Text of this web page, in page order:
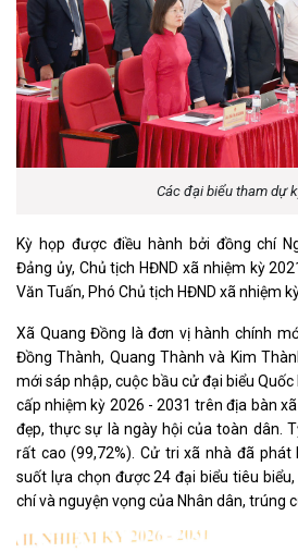
Các đại biểu tham dự
Kỳ họp được điều hành bởi đồng chí
Đảng ủy, Chủ tịch HĐND xã nhiệm kỳ
Văn Tuấn, Phó Chủ tịch HĐND xã nhiệm
Xã Quang Đồng là đơn vị hành chính
Đồng Thành, Quang Thành và Kim
mới sáp nhập, cuộc bầu cử đại biểu Quốc
cấp nhiệm kỳ 2026 - 2031 trên địa bàn
đẹp, thực sự là ngày hội của toàn dân.
rất cao (99,72%). Cử tri xã nhà đã phát
suốt lựa chọn được 24 đại biểu tiêu
chí và nguyện vọng của Nhân dân, trúng